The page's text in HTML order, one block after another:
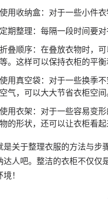
使用收纳盒：对于一些小件
定期整理：每隔一段时间要
折叠顺序：在叠放衣物时，
等。这样可以保持衣柜的平衡
使用真空袋：对于一些换季
空气，可以大大节省衣柜空间
使用衣架：对于一些容易变
物的形状，还可以让衣柜看起
是关于整理衣服的方法与步
达人吧。整洁的衣柜不仅仅
！